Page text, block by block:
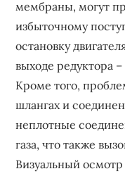
мембраны, могут
избыточному
остановку
выходе редуктора
Кроме того,
шлангах и
неплотные
газа, что также
Визуальный